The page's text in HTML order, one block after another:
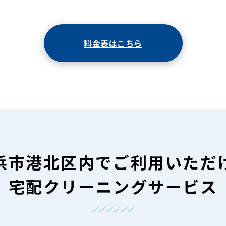
料金表はこちら
市港北区内でご利用いただ
宅配クリーニングサービス